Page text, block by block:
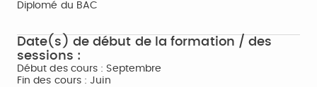
Diplomé du BAC
Date(s) de début de la formation / des
sessions :
Début des cours : Septembre
Fin des cours : Juin